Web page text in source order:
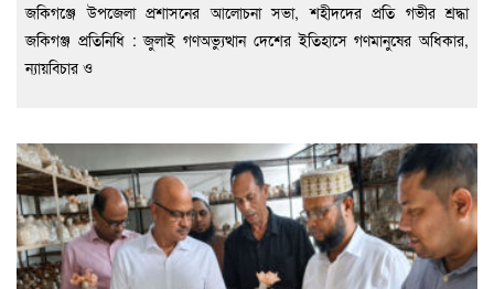
জকিগঞ্জে উপজেলা প্রশাসনের আলোচনা সভা, শহীদদের প্রতি গভীর শ্রদ্ধা
জকিগঞ্জ প্রতিনিধি : জুলাই গণঅভ্যুত্থান দেশের ইতিহাসে গণমানুষের অধিকার,
ন্যায়বিচার ও